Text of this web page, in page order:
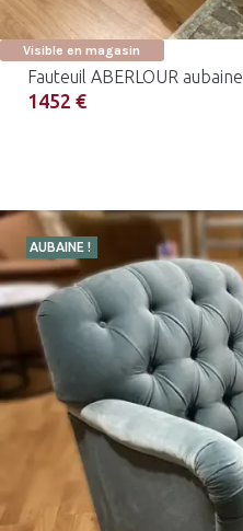
Visible en magasin
Fauteuil ABERLOUR aubaine
1452 €
AUBAINE !